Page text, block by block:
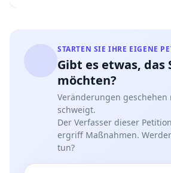
STARTEN SIE IHRE EIGENE
Gibt es etwas, das
möchten?
Veränderungen
schweigt.
Der Verfasser dieser
ergriff Maßnahmen.
tun?